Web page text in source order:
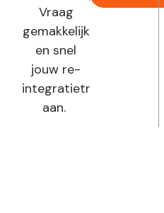
Vraag
gemakkelijk
en snel
jouw re-
integratietraject
aan.